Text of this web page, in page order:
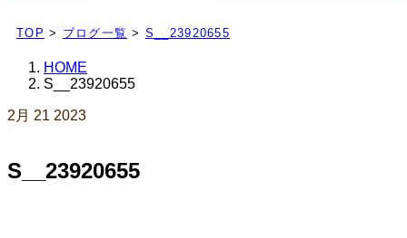
日々、ブログを更新中！
TOP > ブログ一覧 > S__23920655
HOME
S__23920655
2月 21 2023
S__23920655